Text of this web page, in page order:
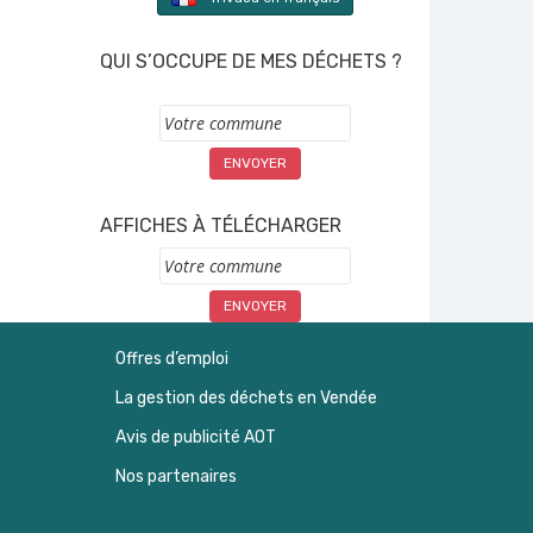
QUI S’OCCUPE DE MES DÉCHETS ?
Commune
AFFICHES À TÉLÉCHARGER
Commune
Offres d’emploi
La gestion des déchets en Vendée
Avis de publicité AOT
Nos partenaires